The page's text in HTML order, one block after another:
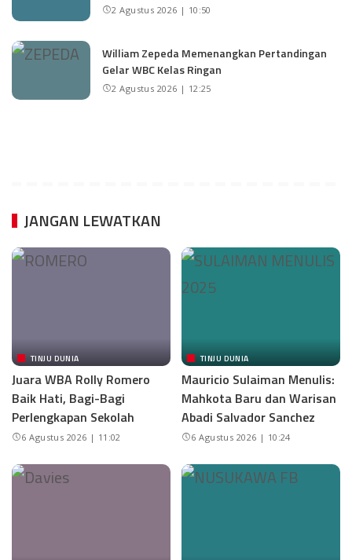
2 Agustus 2026 | 10:50
William Zepeda Memenangkan Pertandingan
Gelar WBC Kelas Ringan
2 Agustus 2026 | 12:25
JANGAN LEWATKAN
TINJU DUNIA
Juara WBA Rolly Romero
Baik Hati, Bagi-Bagi
Perlengkapan Sekolah
6 Agustus 2026 | 11:02
TINJU DUNIA
Mauricio Sulaiman Menulis:
Mahkota Baru dan Warisan
Abadi Salvador Sanchez
6 Agustus 2026 | 10:24